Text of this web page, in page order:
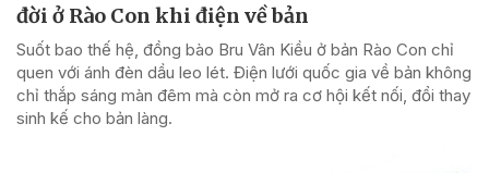
đời ở Rào Con khi điện về bản
Suốt bao thế hệ, đồng bào Bru Vân Kiều ở bản Rào Con chỉ
quen với ánh đèn dầu leo lét. Điện lưới quốc gia về bản không
chỉ thắp sáng màn đêm mà còn mở ra cơ hội kết nối, đổi thay
sinh kế cho bản làng.